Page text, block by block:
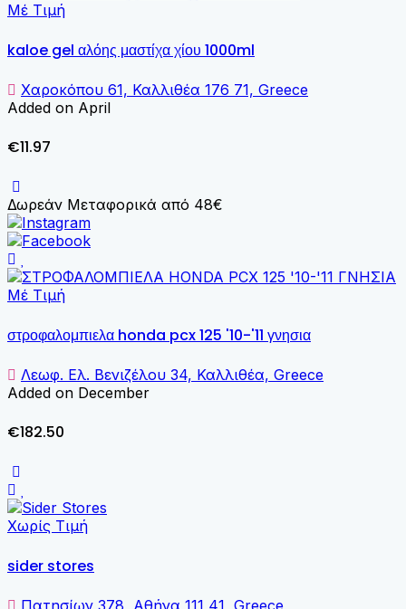
Μέ Τιμή
kaloe gel αλόης μαστίχα χίου 1000ml
Χαροκόπου 61, Καλλιθέα 176 71, Greece
Added on April
€11.97
Δωρεάν Μεταφορικά από 48€
Μέ Τιμή
στροφαλομπιελα honda pcx 125 '10-'11 γνησια
Λεωφ. Ελ. Βενιζέλου 34, Καλλιθέα, Greece
Added on December
€182.50
Χωρίς Τιμή
sider stores
Πατησίων 378, Αθήνα 111 41, Greece